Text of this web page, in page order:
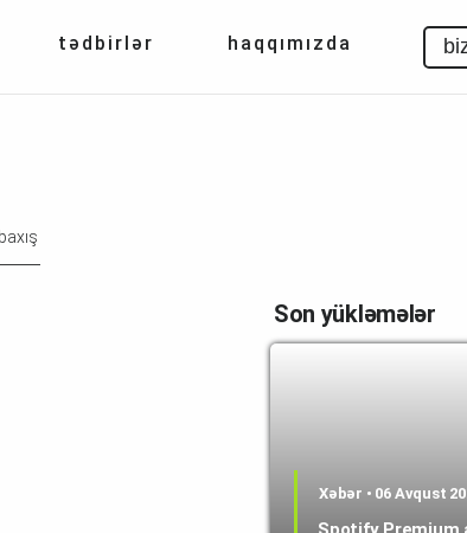
tədbirlər haqqımızda
Son yükləmələr
Xəbər • 06 Avqust